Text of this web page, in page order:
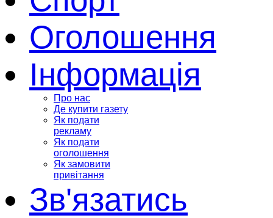
Оголошення
Інформація
Про нас
Де купити газету
Як подати
рекламу
Як подати
оголошення
Як замовити
привітання
Зв'язатись